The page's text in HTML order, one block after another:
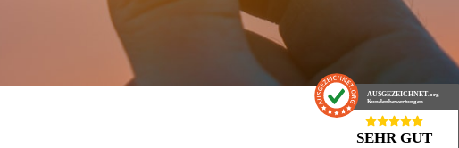
AUSGEZEICHNET .org
Kundenbewertungen
SEHR GUT